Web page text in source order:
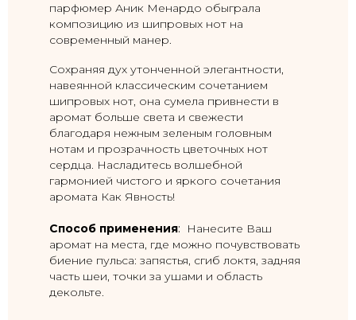
парфюмер Аник Менардо обыграла
композицию из шипровых нот на
современный манер.
Сохраняя дух утонченной элегантности,
навеянной классическим сочетанием
шипровых нот, она сумела привнести в
аромат больше света и свежести
благодаря нежным зеленым головным
нотам и прозрачность цветочных нот
сердца. Насладитесь волшебной
гармонией чистого и яркого сочетания
аромата Как Явность!
Способ применения:
Нанесите Ваш
аромат на места, где можно почувствовать
биение пульса: запястья, сгиб локтя, задняя
часть шеи, точки за ушами и область
декольте.